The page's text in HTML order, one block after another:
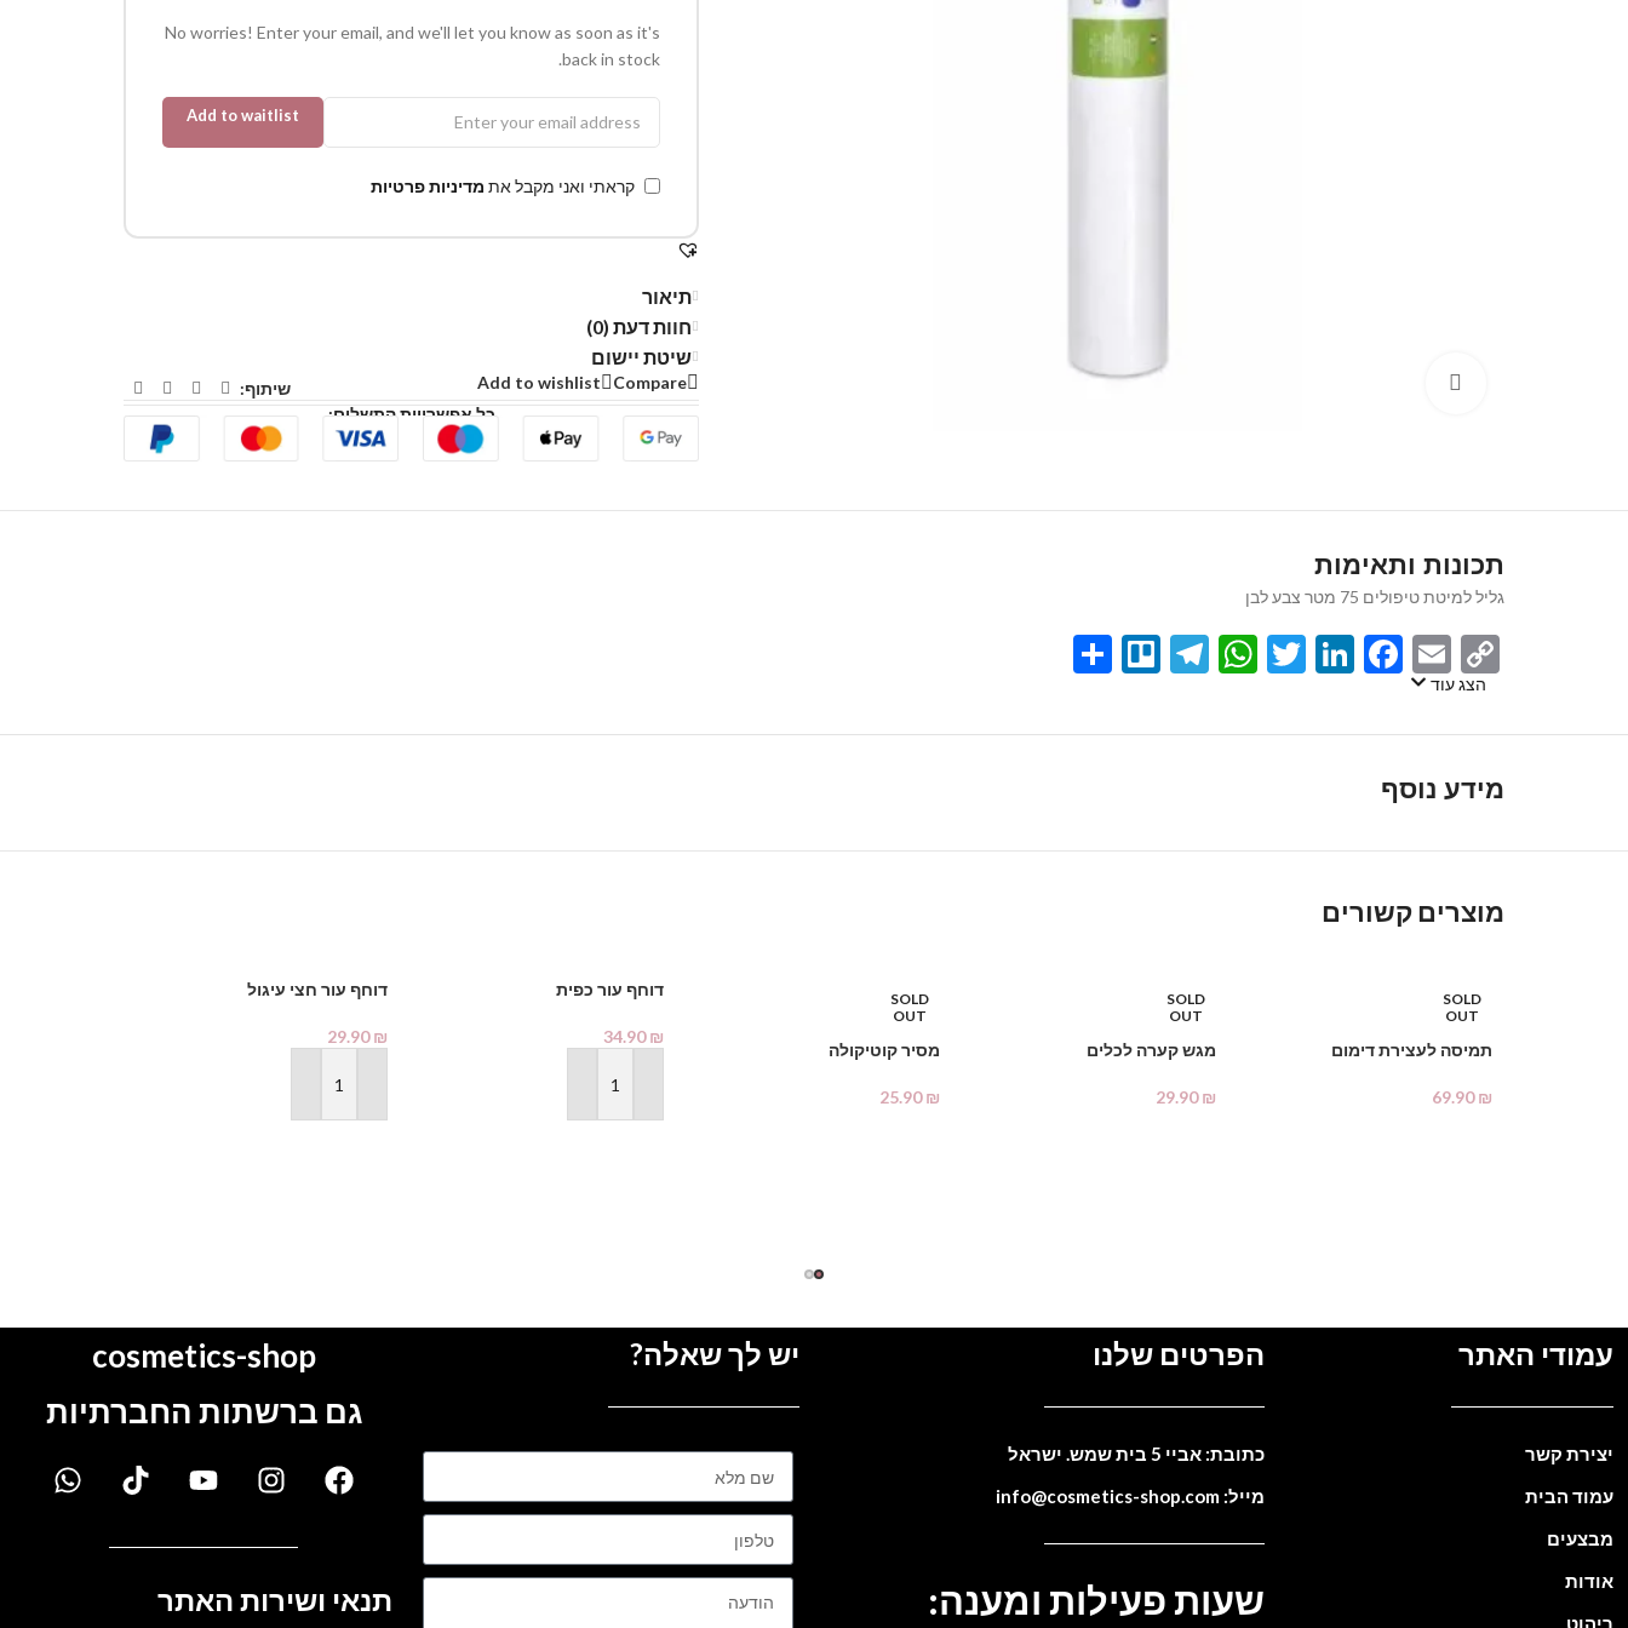
No worries! Enter your email, and we'll let you know as soon as it's
back in stock.
Add to waitlist
קראתי ואני מקבל את מדיניות פרטיות
תיאור
חוות דעת (0)
שיטת יישום
Compare
Add to wishlist
שיתוף:
כל אפשרויות התשלום:
תכונות ותאימות
גליל למיטת טיפולים 75 מטר צבע לבן
Copy
Link
Email
Facebook
LinkedIn
Twitter
WhatsApp
Telegram
Trello
Share
הצג עוד
מידע נוסף
מוצרים קשורים
SOLD
OUT
תמיסה לעצירת דימום
69.90₪
SOLD
OUT
מגש קערה לכלים
29.90₪
SOLD
OUT
מסיר קוטיקולה
25.90₪
דוחף עור כפית
34.90₪
הוספה לסל
דוחף עור חצי עיגול
29.90₪
הוספה לסל
עמודי האתר
יצירת קשר
עמוד הבית
מבצעים
אודות
ריהוט
הפרטים שלנו
כתובת: אביי 5 בית שמש. ישראל
מייל: info@cosmetics-shop.com
שעות פעילות ומענה:
יש לך שאלה?
cosmetics-shop
גם ברשתות החברתיות
תנאי ושירות האתר